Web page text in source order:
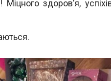
здоров’я,